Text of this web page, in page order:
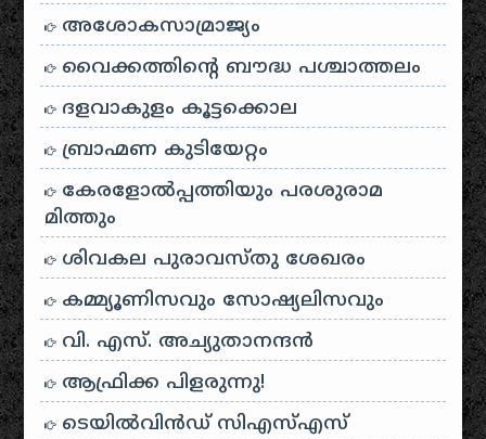
അശോകസാമ്രാജ്യം
വൈക്കത്തിന്റെ ബൗദ്ധ പശ്ചാത്തലം
ദളവാകുളം കൂട്ടക്കൊല
ബ്രാഹ്മണ കുടിയേറ്റം
കേരളോൽപ്പത്തിയും പരശുരാമ
മിത്തും
ശിവകല പുരാവസ്തു ശേഖരം
കമ്മ്യൂണിസവും സോഷ്യലിസവും
വി. എസ്. അച്യുതാനന്ദൻ
ആഫ്രിക്ക പിളരുന്നു!
ടെയിൽ‌വിൻഡ് സി‌എസ്‌എസ്